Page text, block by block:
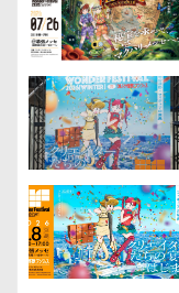
シ
ョ
ン